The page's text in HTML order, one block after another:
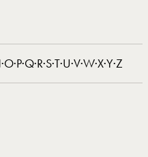
·O·P·Q·R·S·T·U·V·W·X·Y·Z